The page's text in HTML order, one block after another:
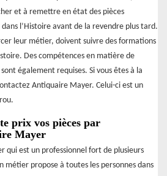
et à remettre en état des pièces
l’Histoire avant de la revendre plus tard.
leur métier, doivent suivre des formations
Des compétences en matière de
également requises. Si vous êtes à la
Antiquaire Mayer. Celui-ci est un
prix vos pièces par
Mayer
qui est un professionnel fort de plusieurs
métier propose à toutes les personnes dans